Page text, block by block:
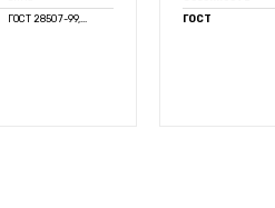
ГОСТ 28507-99,...
ГОСТ